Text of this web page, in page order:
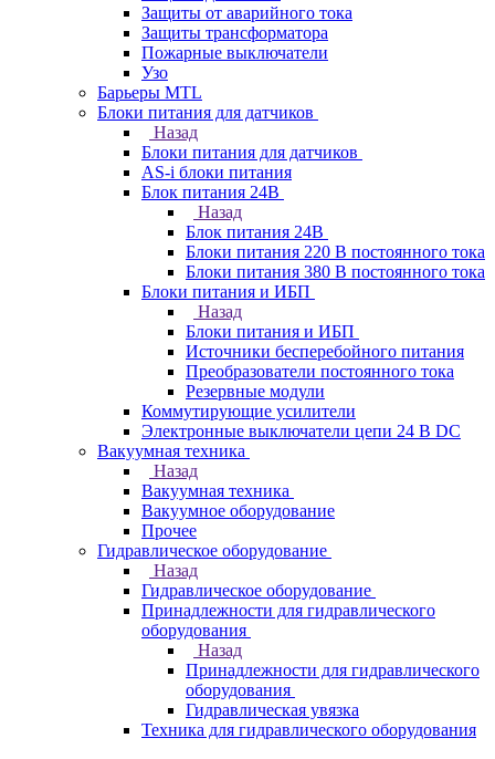
Защиты от аварийного тока
Защиты трансформатора
Пожарные выключатели
Узо
Барьеры MTL
Блоки питания для датчиков
Назад
Блоки питания для датчиков
AS-i блоки питания
Блок питания 24В
Назад
Блок питания 24В
Блоки питания 220 В постоянного тока
Блоки питания 380 В постоянного тока
Блоки питания и ИБП
Назад
Блоки питания и ИБП
Источники бесперебойного питания
Преобразователи постоянного тока
Резервные модули
Коммутирующие усилители
Электронные выключатели цепи 24 В DC
Вакуумная техника
Назад
Вакуумная техника
Вакуумное оборудование
Прочее
Гидравлическое оборудование
Назад
Гидравлическое оборудование
Принадлежности для гидравлического
оборудования
Назад
Принадлежности для гидравлического
оборудования
Гидравлическая увязка
Техника для гидравлического оборудования